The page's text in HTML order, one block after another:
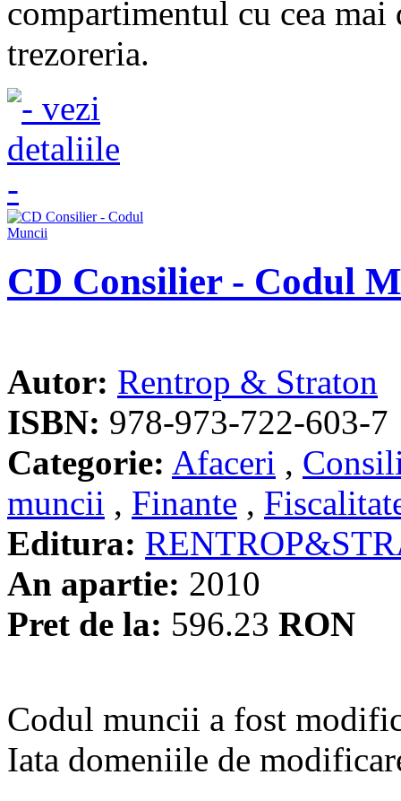
compartimentul cu cea
trezoreria.
CD Consilier - Codul
Autor: Rentrop & Straton
ISBN: 978-973-722-603-7
Categorie: Afaceri ,
muncii , Finante ,
Editura:
An apartie: 2010
Pret de la: 596.23 RON
Codul muncii a fost
Iata domeniile de